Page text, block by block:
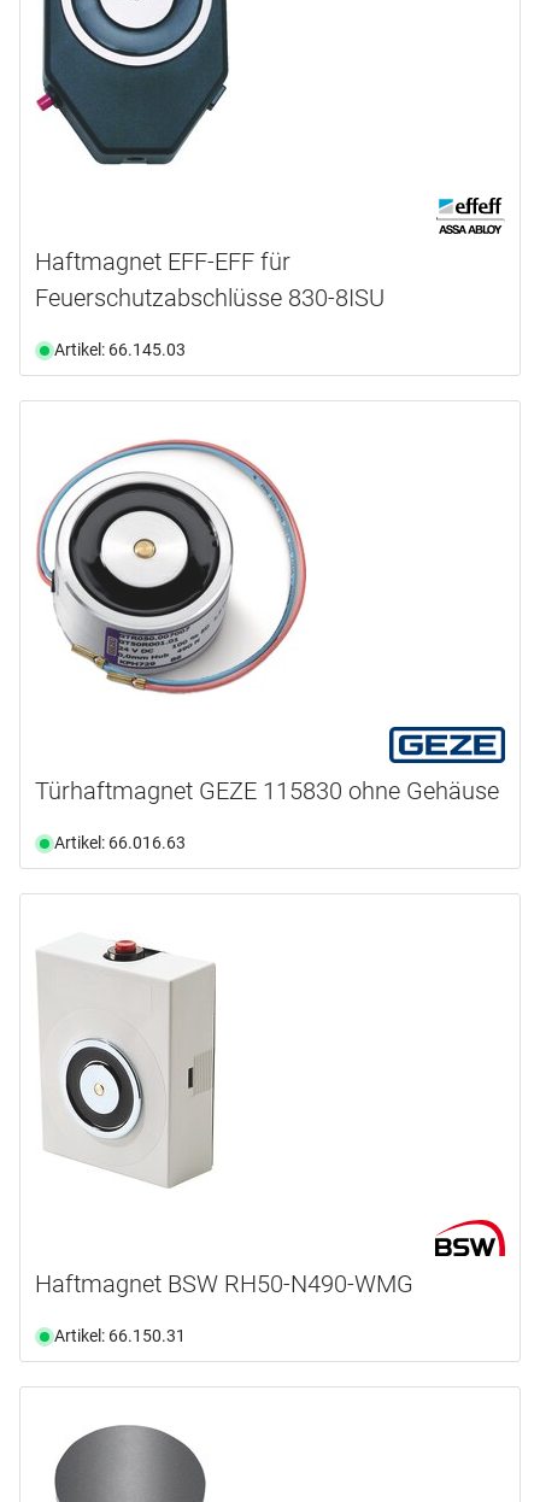
Haftmagnet EFF-EFF für
Feuerschutzabschlüsse 830-8ISU
Artikel: 66.145.03
Türhaftmagnet GEZE 115830 ohne Gehäuse
Artikel: 66.016.63
Haftmagnet BSW RH50-N490-WMG
Artikel: 66.150.31